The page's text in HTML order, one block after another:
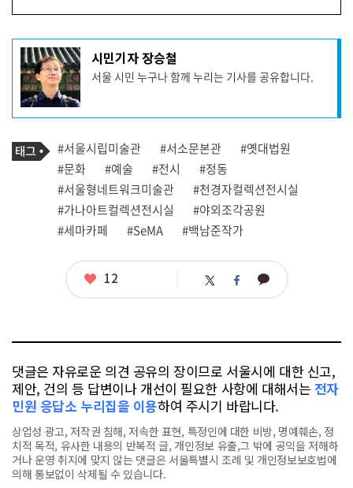
기
사
작
성
자
프
필
시민기자 장승철
서울 시민 누구나 함께 누리는 기사를 공유합니다.
기
사
관
련
태
그
태
그
#서울시립미술관 #서소문본관
#옛대법원
#문화
#예술 #전시
#정동
#서울형네트워크미술관
#천경자컬렉션전시실
#가나아트컬렉션전시실
#야외조각공원
#세마카페
#SeMA #백남준작가
좋
12 트 페 카
댓글은 자유로운 의견 공유의 장이므로 서울시에 대한 신고,
제안, 건의 등 답변이나 개선이 필요한 사항에 대해서는 전자
민원 응답소 누리집을 이용하여 주시기 바랍니다.
상업성 광고, 저작권 침해, 저속한 표현, 특정인에 대한 비방, 명예훼손, 정
치적 목적, 유사한 내용의 반복적 글, 개인정보 유출,그 밖에 공익을 저해하
거나 운영 취지에 맞지 않는 댓글은 서울특별시 조례 및 개인정보보호법에
의해 통보없이 삭제될 수 있습니다.